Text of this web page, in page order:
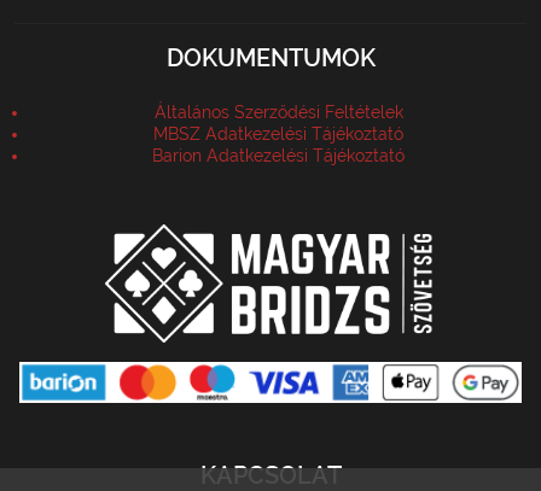
DOKUMENTUMOK
Általános Szerződési Feltételek
MBSZ Adatkezelési Tájékoztató
Barion Adatkezelési Tájékoztató
KAPCSOLAT